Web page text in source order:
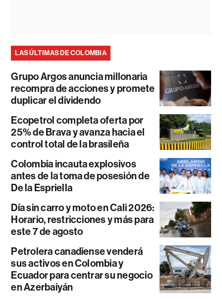
LAS ÚLTIMAS DE COLOMBIA
Grupo Argos anuncia millonaria
recompra de acciones y promete
duplicar el dividendo
Ecopetrol completa oferta por
25% de Brava y avanza hacia el
control total de la brasileña
Colombia incauta explosivos
antes de la toma de posesión de
De la Espriella
Día sin carro y moto en Cali 2026:
Horario, restricciones y más para
este 7 de agosto
Petrolera canadiense venderá
sus activos en Colombia y
Ecuador para centrar su negocio
en Azerbaiyán